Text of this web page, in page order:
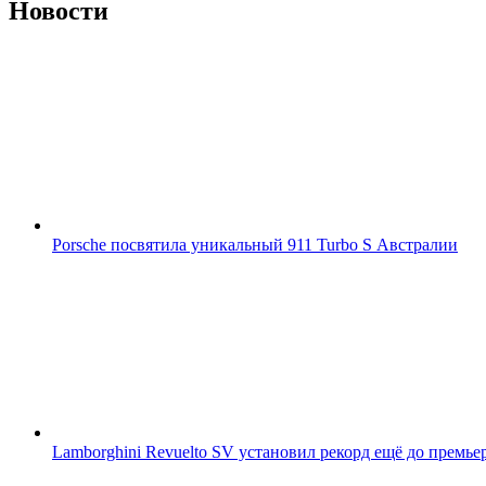
Новости
Porsche посвятила уникальный 911 Turbo S Австралии
Lamborghini Revuelto SV установил рекорд ещё до